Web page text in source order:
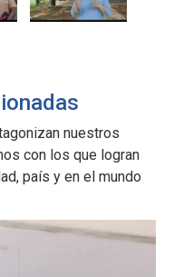
nuestros
con los que logran
país y en el mundo